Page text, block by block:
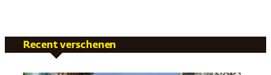
Recent verschenen